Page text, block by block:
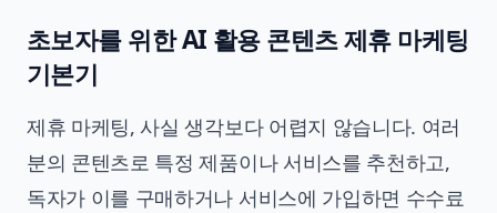
초보자를 위한 AI 활용 콘텐츠 제휴 마케팅
기본기
제휴 마케팅, 사실 생각보다 어렵지 않습니다. 여러
분의 콘텐츠로 특정 제품이나 서비스를 추천하고,
독자가 이를 구매하거나 서비스에 가입하면 수수료